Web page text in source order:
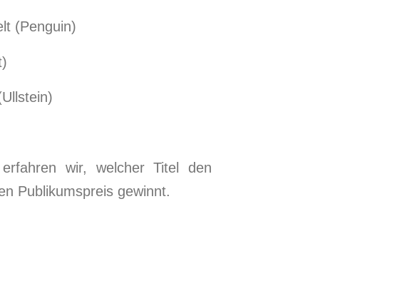
(Penguin)
wir, welcher Titel den
Publikumspreis gewinnt.